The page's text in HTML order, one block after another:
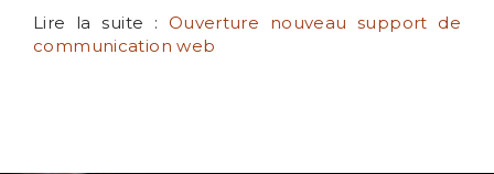
Lire la suite : Ouverture nouveau support de
communication web